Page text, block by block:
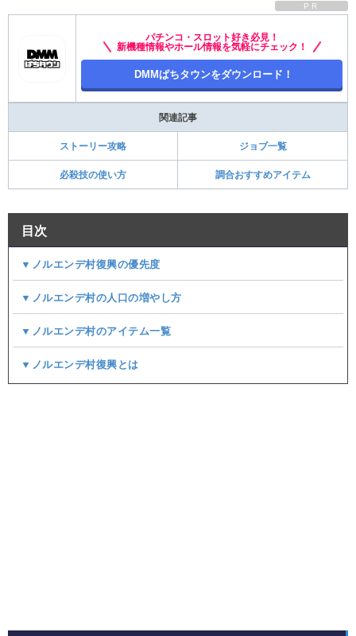
PR
パチンコ・スロット好き必見！
新機種情報やホール情報を気軽にチェック！
DMMぱちタウンをダウンロード！
関連記事
ストーリー攻略 ジョブ一覧
必殺技の使い方 調合おすすめアイテム
目次
▼ノルエンデ村復興の優先度
▼ノルエンデ村の人口の増やし方
▼ノルエンデ村のアイテム一覧
▼ノルエンデ村復興とは